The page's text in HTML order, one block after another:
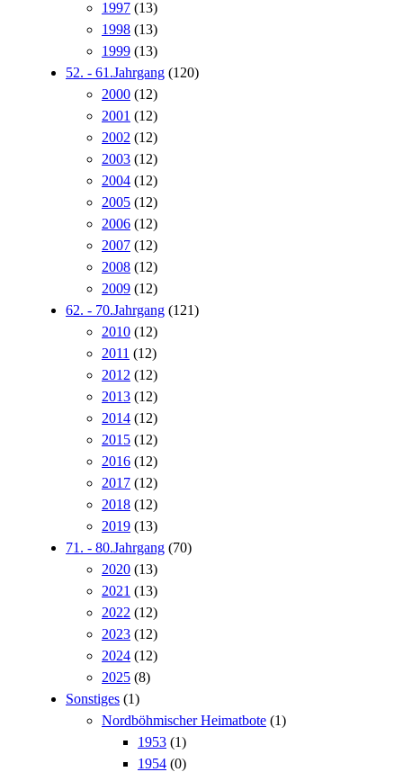
1997 (13)
1998 (13)
1999 (13)
52. - 61.Jahrgang (120)
2000 (12)
2001 (12)
2002 (12)
2003 (12)
2004 (12)
2005 (12)
2006 (12)
2007 (12)
2008 (12)
2009 (12)
62. - 70.Jahrgang (121)
2010 (12)
2011 (12)
2012 (12)
2013 (12)
2014 (12)
2015 (12)
2016 (12)
2017 (12)
2018 (12)
2019 (13)
71. - 80.Jahrgang (70)
2020 (13)
2021 (13)
2022 (12)
2023 (12)
2024 (12)
2025 (8)
Sonstiges (1)
Nordböhmischer Heimatbote (1)
1953 (1)
1954 (0)